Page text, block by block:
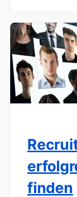
finden